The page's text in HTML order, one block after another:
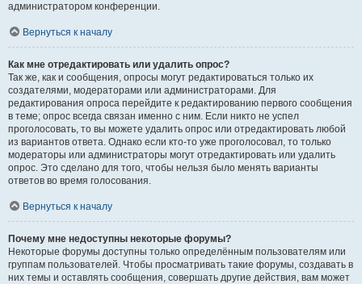
администратором конференции.
Вернуться к началу
Как мне отредактировать или удалить опрос?
Так же, как и сообщения, опросы могут редактироваться только их
создателями, модераторами или администраторами. Для
редактирования опроса перейдите к редактированию первого сообщения
в теме; опрос всегда связан именно с ним. Если никто не успел
проголосовать, то вы можете удалить опрос или отредактировать любой
из вариантов ответа. Однако если кто-то уже проголосовал, то только
модераторы или администраторы могут отредактировать или удалить
опрос. Это сделано для того, чтобы нельзя было менять варианты
ответов во время голосования.
Вернуться к началу
Почему мне недоступны некоторые форумы?
Некоторые форумы доступны только определённым пользователям или
группам пользователей. Чтобы просматривать такие форумы, создавать в
них темы и оставлять сообщения, совершать другие действия, вам может